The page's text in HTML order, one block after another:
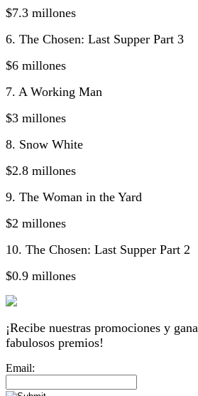
$7.3 millones
6. The Chosen: Last Supper Part 3
$6 millones
7. A Working Man
$3 millones
8. Snow White
$2.8 millones
9. The Woman in the Yard
$2 millones
10. The Chosen: Last Supper Part 2
$0.9 millones
¡Recibe nuestras promociones y gana
fabulosos premios!
Email: